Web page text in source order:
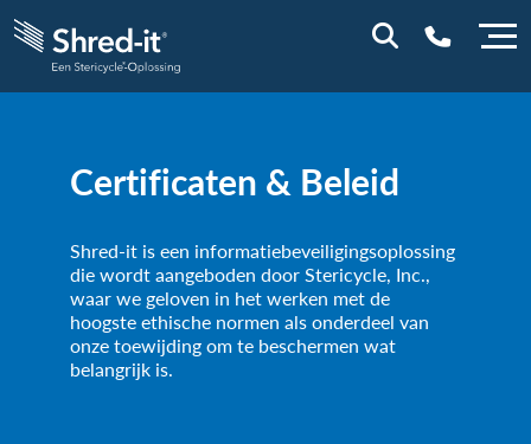
Certificaten & Beleid
Shred-it is een informatiebeveiligingsoplossing
die wordt aangeboden door Stericycle, Inc.,
waar we geloven in het werken met de
hoogste ethische normen als onderdeel van
onze toewijding om te beschermen wat
belangrijk is.